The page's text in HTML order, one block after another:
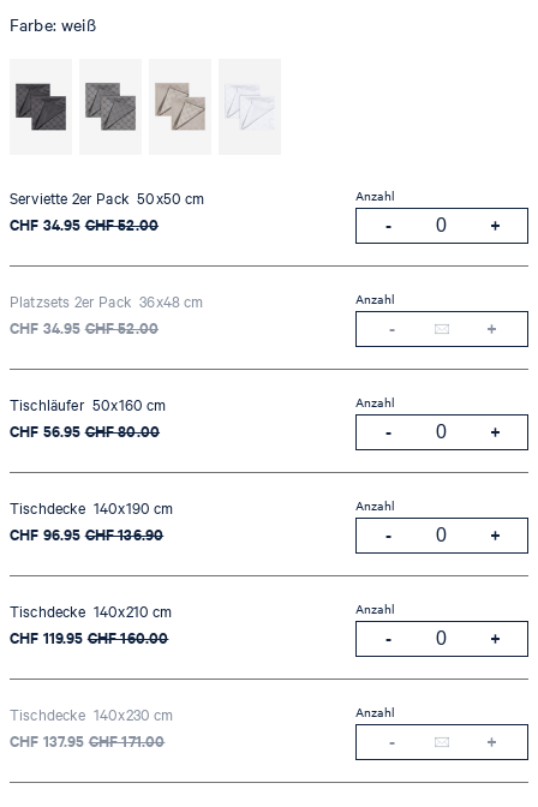
Farbe:weiß
Serviette 2er Pack 50x50 cm
CHF 34.95 CHF 52.00
Anzahl
Platzsets 2er Pack 36x48 cm
CHF 34.95 CHF 52.00
Anzahl
Tischläufer 50x160 cm
CHF 56.95 CHF 80.00
Anzahl
Tischdecke 140x190 cm
CHF 96.95 CHF 136.90
Anzahl
Tischdecke 140x210 cm
CHF 119.95 CHF 160.00
Anzahl
Tischdecke 140x230 cm
CHF 137.95 CHF 171.00
Anzahl